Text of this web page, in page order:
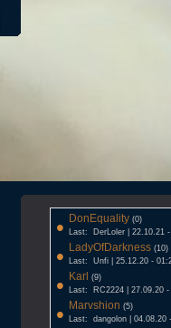
• DonEquality (0)
Last: DerLoler | 22.10.21
• LadyOfDarkness (10)
Last: Unfi | 25.12.20 -
• Karl (9)
Last: RC2224 | 27.09.20 -
• Marvshion (5)
Last: dangolon | 04.08.20